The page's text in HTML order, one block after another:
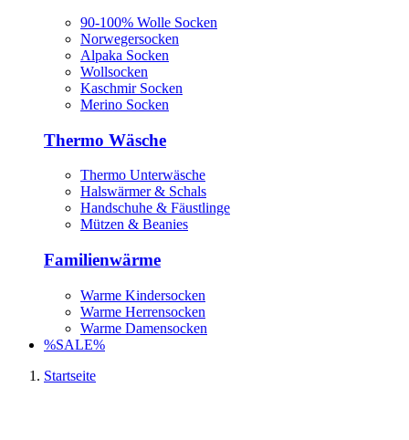
90-100% Wolle Socken
Norwegersocken
Alpaka Socken
Wollsocken
Kaschmir Socken
Merino Socken
Thermo Wäsche
Thermo Unterwäsche
Halswärmer & Schals
Handschuhe & Fäustlinge
Mützen & Beanies
Familienwärme
Warme Kindersocken
Warme Herrensocken
Warme Damensocken
%SALE%
Startseite